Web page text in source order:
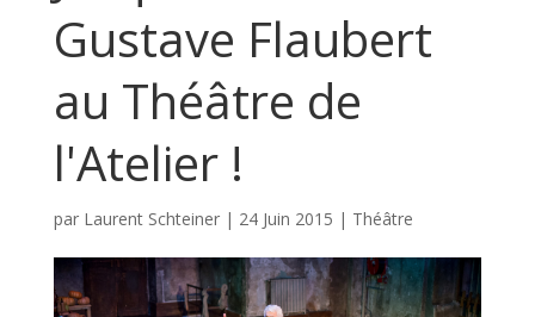
Gustave Flaubert
au Théâtre de
l'Atelier !
par Laurent Schteiner| 24 Juin 2015 | Théâtre